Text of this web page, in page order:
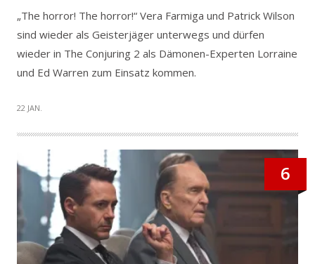
„The horror! The horror!“ Vera Farmiga und Patrick Wilson
sind wieder als Geisterjäger unterwegs und dürfen
wieder in The Conjuring 2 als Dämonen-Experten Lorraine
und Ed Warren zum Einsatz kommen.
22 JAN.
6